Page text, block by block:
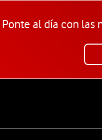
Ponte al día con las